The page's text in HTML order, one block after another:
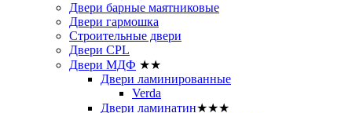
Двери барные маятниковые
Двери гармошка
Строительные двери
Двери CРL
Двери МДФ ★★
Двери ламинированные
Verda
Двери ламинатин★★★